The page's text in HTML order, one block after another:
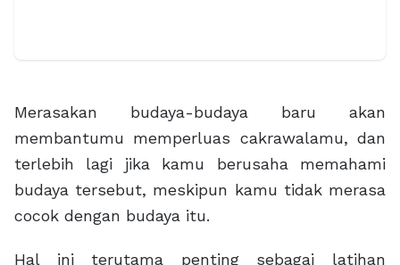
Merasakan budaya-budaya baru akan
membantumu memperluas cakrawalamu, dan
terlebih lagi jika kamu berusaha memahami
budaya tersebut, meskipun kamu tidak merasa
cocok dengan budaya itu.
Hal ini terutama penting sebagai latihan